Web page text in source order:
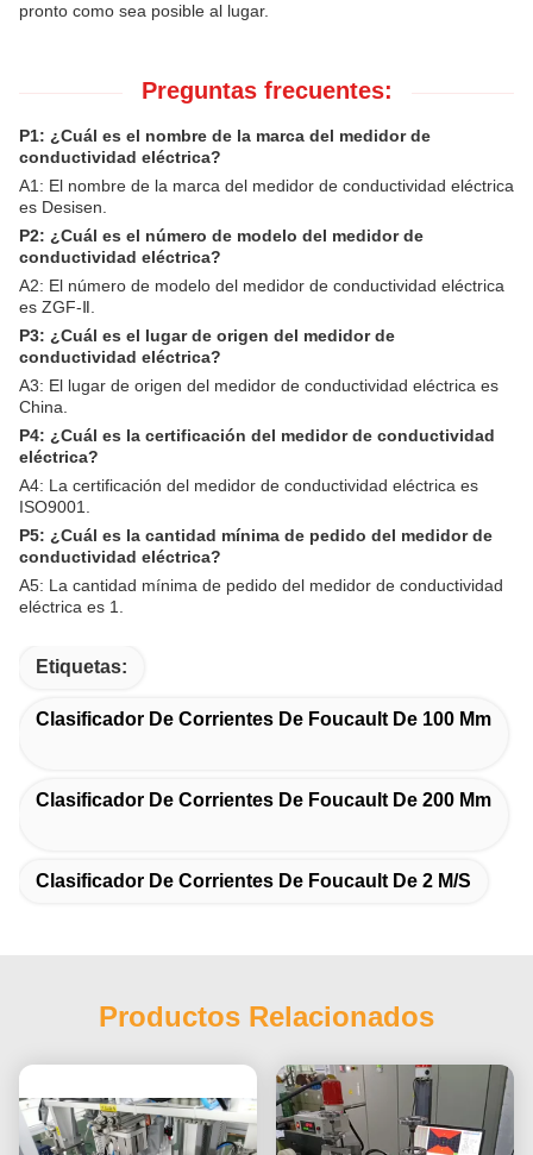
pronto como sea posible al lugar.
Preguntas frecuentes:
P1: ¿Cuál es el nombre de la marca del medidor de
conductividad eléctrica?
A1: El nombre de la marca del medidor de conductividad eléctrica
es Desisen.
P2: ¿Cuál es el número de modelo del medidor de
conductividad eléctrica?
A2: El número de modelo del medidor de conductividad eléctrica
es ZGF-Ⅱ.
P3: ¿Cuál es el lugar de origen del medidor de
conductividad eléctrica?
A3: El lugar de origen del medidor de conductividad eléctrica es
China.
P4: ¿Cuál es la certificación del medidor de conductividad
eléctrica?
A4: La certificación del medidor de conductividad eléctrica es
ISO9001.
P5: ¿Cuál es la cantidad mínima de pedido del medidor de
conductividad eléctrica?
A5: La cantidad mínima de pedido del medidor de conductividad
eléctrica es 1.
Etiquetas:
Clasificador De Corrientes De Foucault De 100 Mm
Clasificador De Corrientes De Foucault De 200 Mm
Clasificador De Corrientes De Foucault De 2 M/s
Productos Relacionados